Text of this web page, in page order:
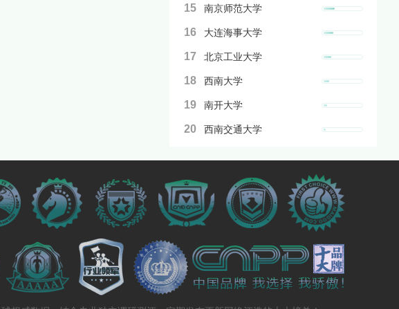
15 南京师范大学
16 大连海事大学
17 北京工业大学
18 西南大学
19 南开大学
20 西南交通大学